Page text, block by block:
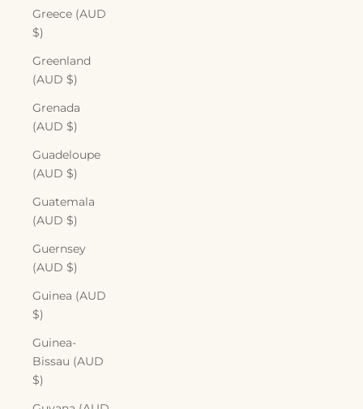
Greece (AUD
$)
Greenland
(AUD $)
Grenada
(AUD $)
Guadeloupe
(AUD $)
Guatemala
(AUD $)
Guernsey
(AUD $)
Guinea (AUD
$)
Guinea-
Bissau (AUD
$)